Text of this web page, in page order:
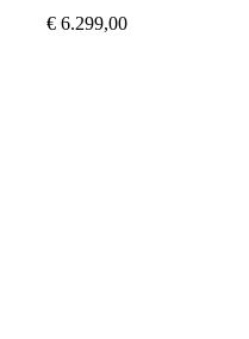
€ 6.299,00